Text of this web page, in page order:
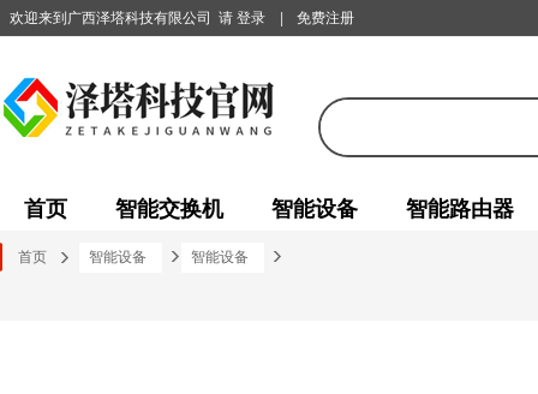
欢迎来到广西泽塔科技有限公司 请 登录 免费注册
首页 智能交换机 智能设备 智能路由器
首页 智能设备 智能设备